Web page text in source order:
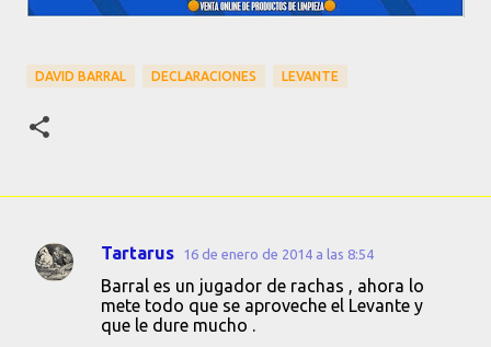
DAVID BARRAL DECLARACIONES LEVANTE
C
Tartarus 16 de enero de 2014 a las 8:54
Barral es un jugador de rachas , ahora lo
mete todo que se aproveche el Levante y
que le dure mucho .